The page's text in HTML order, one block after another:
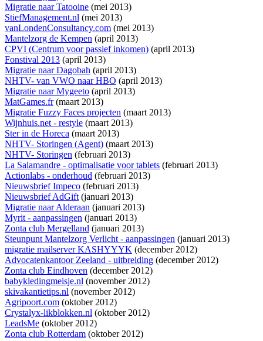
Migratie naar Tatooine (mei 2013)
StiefManagement.nl (mei 2013)
vanLondenConsultancy.com (mei 2013)
Mantelzorg de Kempen (april 2013)
CPVI (Centrum voor passief inkomen) (april 2013)
Fonstival 2013 (april 2013)
Migratie naar Dagobah (april 2013)
NHTV- van VWO naar HBO (april 2013)
Migratie naar Mygeeto (april 2013)
MatGames.fr(maart 2013)
Migratie Fuzzy Faces projecten (maart 2013)
Wijnhuis.net - restyle (maart 2013)
Ster in de Horeca (maart 2013)
NHTV- Storingen (Agent) (maart 2013)
NHTV- Storingen (februari 2013)
La Salamandre - optimalisatie voor tablets (februari 2013)
Actionlabs - onderhoud (februari 2013)
Nieuwsbrief Impeco (februari 2013)
Nieuwsbrief AdGift(januari 2013)
Migratie naar Alderaan (januari 2013)
Myrit - aanpassingen (januari 2013)
Zonta club Mergelland (januari 2013)
Steunpunt Mantelzorg Verlicht - aanpassingen (januari 2013)
migratie mailserver KASHYYYK (december 2012)
Advocatenkantoor Zeeland - uitbreiding (december 2012)
Zonta club Eindhoven (december 2012)
babykledingmeisje.nl (november 2012)
skivakantietips.nl (november 2012)
Agripoort.com (oktober 2012)
Crystalyx-likblokken.nl (oktober 2012)
LeadsMe (oktober 2012)
Zonta club Rotterdam (oktober 2012)